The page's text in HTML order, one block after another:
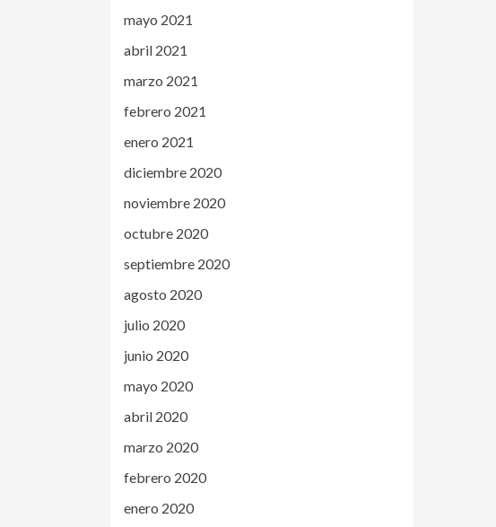
mayo 2021
abril 2021
marzo 2021
febrero 2021
enero 2021
diciembre 2020
noviembre 2020
octubre 2020
septiembre 2020
agosto 2020
julio 2020
junio 2020
mayo 2020
abril 2020
marzo 2020
febrero 2020
enero 2020